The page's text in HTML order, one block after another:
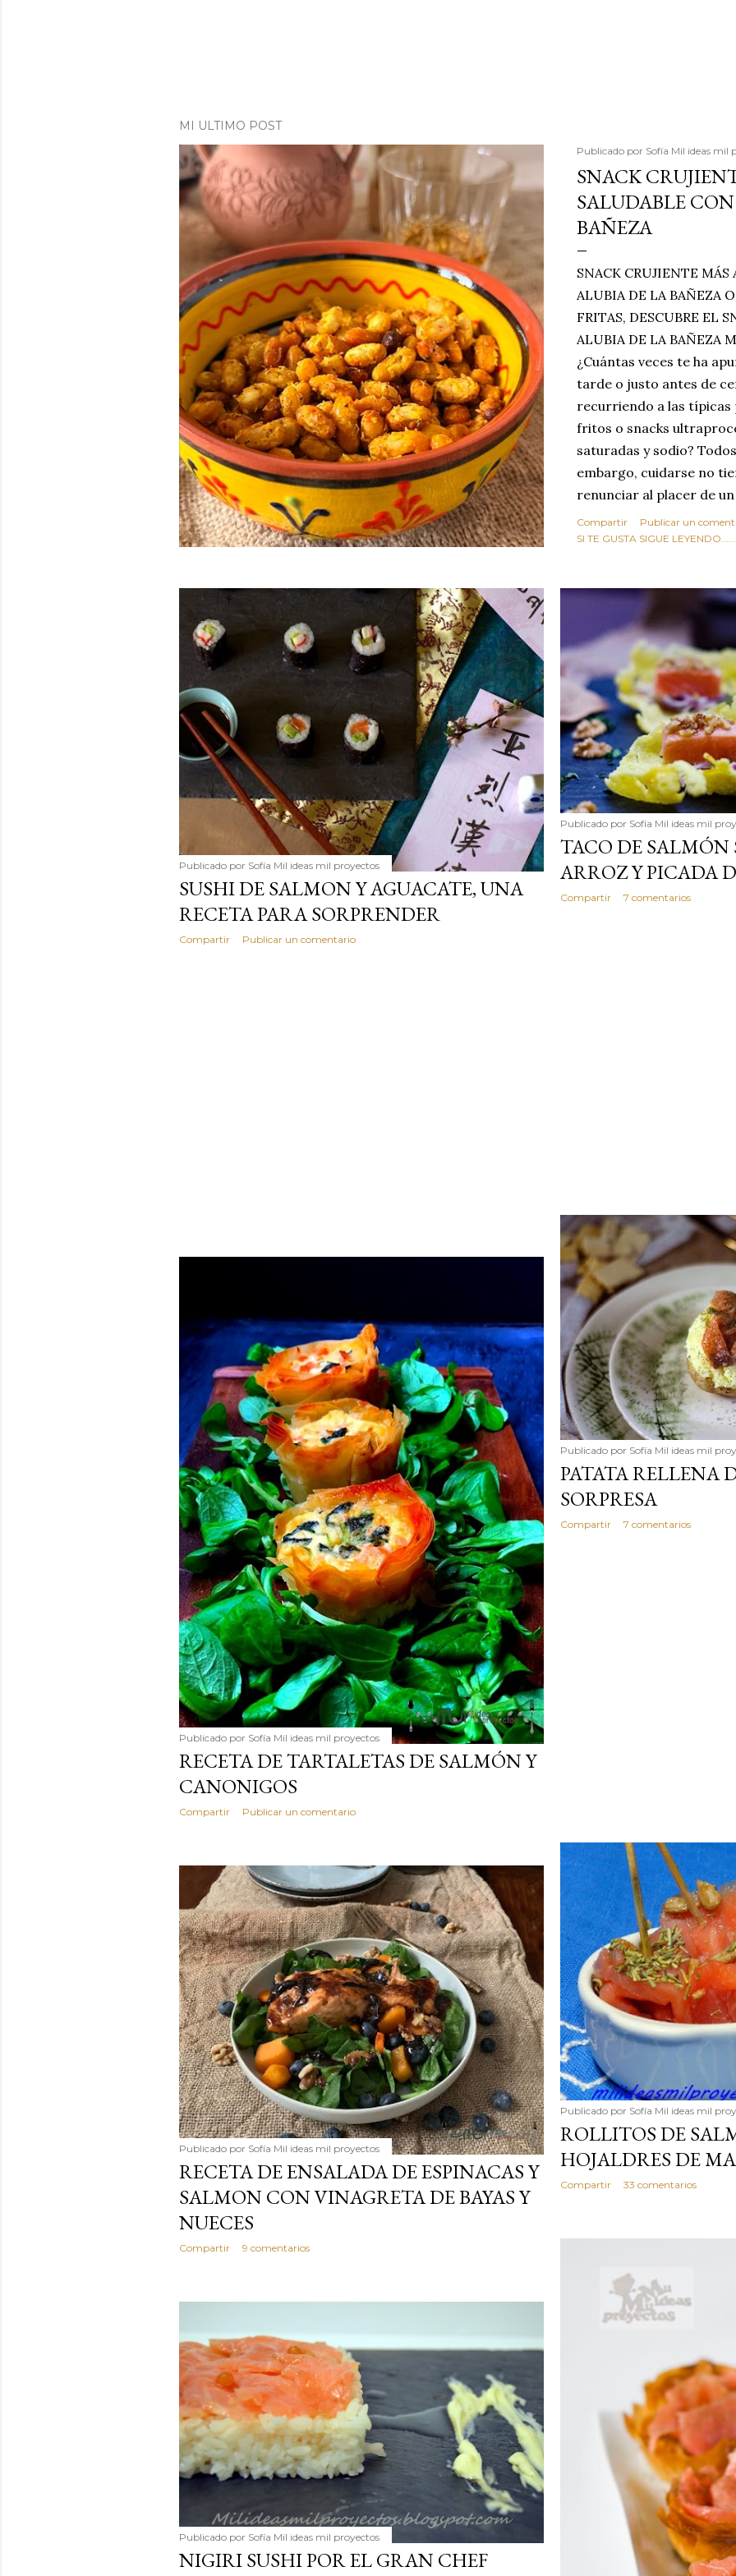
MI ULTIMO POST
Publicado por Sofía Mil ideas mil
SNACK
SALUDABLE
BAÑEZA
SNACK CRUJIENTE
ALUBIA DE LA BAÑEZA
FRITAS, DESCUBRE EL
ALUBIA DE LA BAÑEZA
¿Cuántas veces te ha
tarde o justo antes de
recurriendo a las típicas
fritos o snacks
saturadas y sodio?
embargo, cuidarse no
renunciar al placer de
toque tostado y
Estas alubias crujientes
tradicionales y
simple pero
ingrediente tan humilde
en un snack ligero,
100% natural. Es el
Compartir
Publicar un
SI TE GUSTA SIGUE
Publicado por Sofía Mil ideas mil proyectos
SUSHI DE SALMON Y AGUACATE, UNA
RECETA PARA SORPRENDER
Compartir Publicar un comentario
Publicado por Sofía Mil ideas mil
TACO DE SALMÓN
ARROZ Y PICADA
Compartir 7 comentarios
Publicado por Sofía Mil ideas mil
PATATA RELLENA
SORPRESA
Compartir 7 comentarios
Publicado por Sofía Mil ideas mil proyectos
RECETA DE TARTALETAS DE SALMÓN Y
CANONIGOS
Compartir Publicar un comentario
Publicado por Sofía Mil ideas mil
ROLLITOS DE
HOJALDRES DE
Compartir 33 comentarios
Publicado por Sofía Mil ideas mil proyectos
RECETA DE ENSALADA DE ESPINACAS Y
SALMON CON VINAGRETA DE BAYAS Y
NUECES
Compartir 9 comentarios
Publicado por Sofía Mil ideas mil proyectos
NIGIRI SUSHI POR EL GRAN CHEF